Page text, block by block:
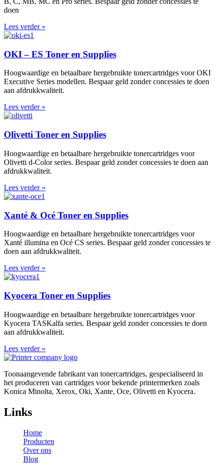
doen
Lees verder »
OKI – ES Toner en Supplies
Hoogwaardige en betaalbare hergebruikte tonercartridges voor OKI
Executive Series modellen. Bespaar geld zonder concessies te doen
aan afdrukkwaliteit.
Lees verder »
Olivetti Toner en Supplies
Hoogwaardige en betaalbare hergebruikte tonercartridges voor
Olivetti d-Color series. Bespaar geld zonder concessies te doen aan
afdrukkwaliteit.
Lees verder »
Xanté & Océ Toner en Supplies
Hoogwaardige en betaalbare hergebruikte tonercartridges voor
Xanté illumina en Océ CS series. Bespaar geld zonder concessies te
doen aan afdrukkwaliteit.
Lees verder »
Kyocera Toner en Supplies
Hoogwaardige en betaalbare hergebruikte tonercartridges voor
Kyocera TASKalfa series. Bespaar geld zonder concessies te doen
aan afdrukkwaliteit.
Lees verder »
Toonaangevende fabrikant van tonercartridges, gespecialiseerd in
het produceren van cartridges voor bekende printermerken zoals
Konica Minolta, Xerox, Oki, Xante, Oce, Olivetti en Kyocera.
Links
Home
Producten
Over ons
Blog